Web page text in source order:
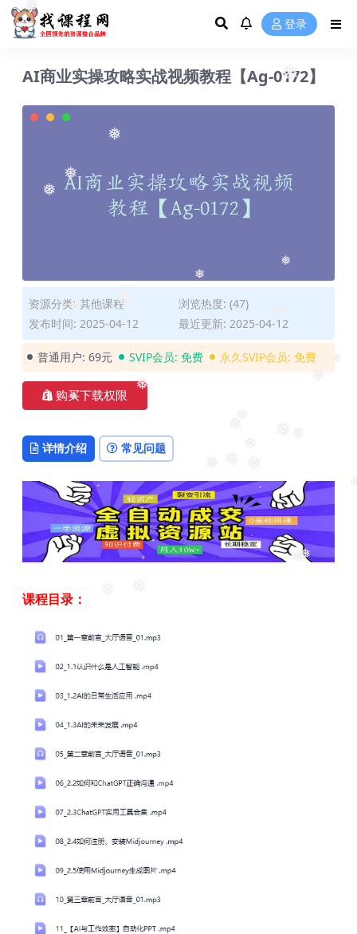
❅
❅
❅
❅
❅
❅
❅❅
❅
❅
❅
❅ ❅
❅
❅ 登录
AI商业实操攻略实战视频教程【Ag-0172】
资源分类: 其他课程
浏览热度: (47)
发布时间: 2025-04-12
最近更新: 2025-04-12
普通用户: 69元 SVIP会员: 免费 永久SVIP会员: 免费
购买下载权限
详情介绍 常见问题
课程目录：